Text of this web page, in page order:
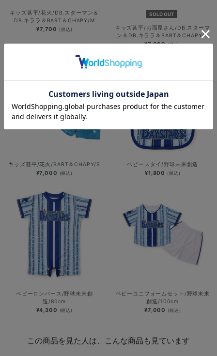
キッズ甚平/花火/DB.スターマン＆
DB.キララ＆BART＆CHAPY/M
¥7,700 (税込)
SOLD OUT
キッズ甚平/お面屋さん/DB.スターマ
ン＆DB.キララ＆BART＆CHAPY/S
¥7,000(税込)
キッズ甚平/花火/BART＆CHAPY/S
¥7,000 (税込)
ベビースタイ/野球未来創造
¥1,800 (税込)
ベビーロンパース/野球未来創
造/80cm
¥4,300 (税込)
ベビーユニフォームセット/野球未来
創造/100cm
¥7,000 (税込)
この商品を見た人は、こんな商品も見ています